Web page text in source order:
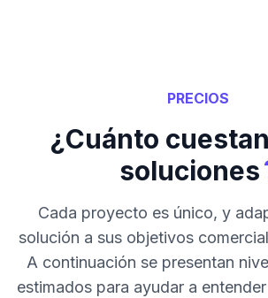
PRECIOS
¿Cuánto
soluciones
Cada proyecto es único, y
solución a sus objetivos
A continuación se presentan
estimados para ayudar a